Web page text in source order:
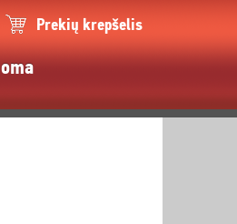
Prekių krepšelis